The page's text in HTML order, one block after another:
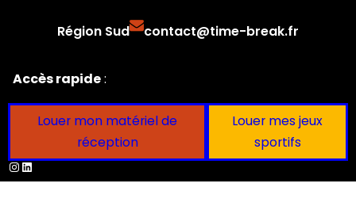
Région Sud contact@time-break.fr
Accès rapide:
Louer mon matériel de
réception
Louer mes jeux
sportifs
Instagram
LinkedIn